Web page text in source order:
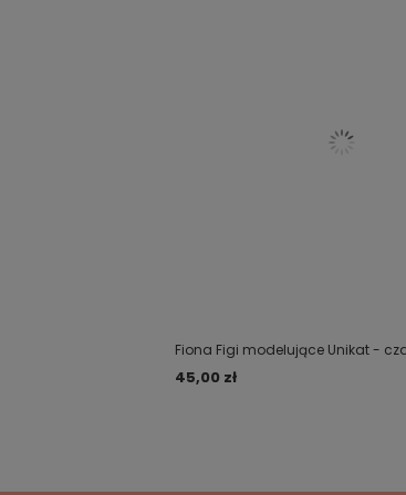
Fiona Figi modelujące Unikat -
45,00 zł